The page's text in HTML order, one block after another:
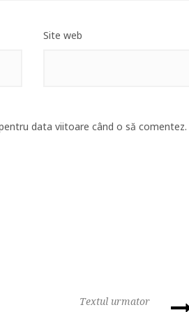
Site web
data viitoare când o să comentez.
Textul urmator